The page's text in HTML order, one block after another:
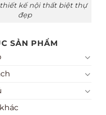
thiết kế nội thất biệt thự
đẹp
SẢN PHẨM